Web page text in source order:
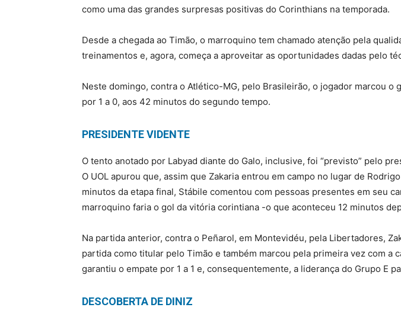
como uma das grandes surpresas positivas do Corinthians na temporada.
Desde a chegada ao Timão, o marroquino tem chamado atenção pela
treinamentos e, agora, começa a aproveitar as oportunidades dadas pelo
Neste domingo, contra o Atlético-MG, pelo Brasileirão, o jogador marcou o
por 1 a 0, aos 42 minutos do segundo tempo.
PRESIDENTE VIDENTE
O tento anotado por Labyad diante do Galo, inclusive, foi “previsto” pelo
O UOL apurou que, assim que Zakaria entrou em campo no lugar de
minutos da etapa final, Stábile comentou com pessoas presentes em seu
marroquino faria o gol da vitória corintiana -o que aconteceu 12 minutos
Na partida anterior, contra o Peñarol, em Montevidéu, pela Libertadores,
partida como titular pelo Timão e também marcou pela primeira vez com a
garantiu o empate por 1 a 1 e, consequentemente, a liderança do Grupo E
DESCOBERTA DE DINIZ